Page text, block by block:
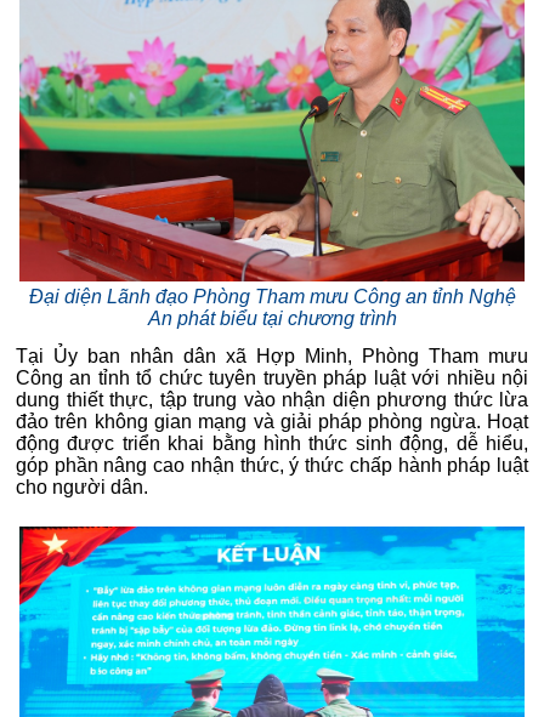
Đại diện Lãnh đạo Phòng Tham mưu Công an tỉnh Nghệ
An phát biểu tại chương trình
Tại Ủy ban nhân dân xã Hợp Minh, Phòng Tham mưu
Công an tỉnh tổ chức tuyên truyền pháp luật với nhiều nội
dung thiết thực, tập trung vào nhận diện phương thức lừa
đảo trên không gian mạng và giải pháp phòng ngừa. Hoạt
động được triển khai bằng hình thức sinh động, dễ hiểu,
góp phần nâng cao nhận thức, ý thức chấp hành pháp luật
cho người dân.